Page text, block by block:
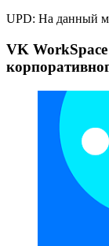
UPD: На данный
VK